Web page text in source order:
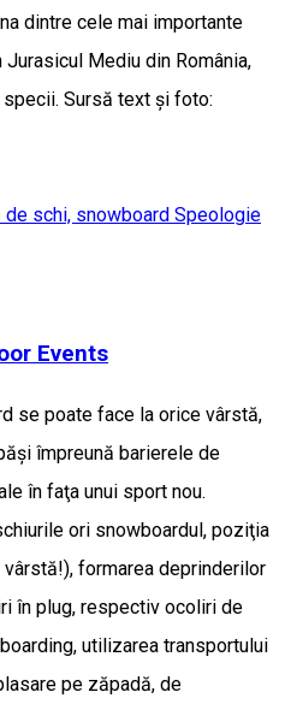
dintre cele mai importante
Mediu din România,
Sursă text și foto:
de schi, snowboard Speologie
Events
se poate face la orice vârstă,
împreună barierele de
în faţa unui sport nou.
ori snowboardul, poziţia
formarea deprinderilor
în plug, respectiv ocoliri de
utilizarea transportului
pe zăpadă, de